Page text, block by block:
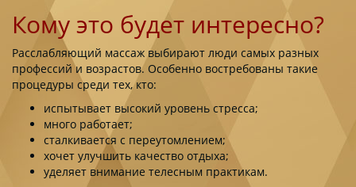
Кому это будет интересно?
Расслабляющий массаж выбирают люди самых разных
профессий и возрастов. Особенно востребованы такие
процедуры среди тех, кто:
испытывает высокий уровень стресса;
много работает;
сталкивается с переутомлением;
хочет улучшить качество отдыха;
уделяет внимание телесным практикам.